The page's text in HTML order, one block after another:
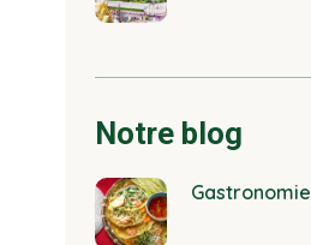
Notre blog
Gastronomie